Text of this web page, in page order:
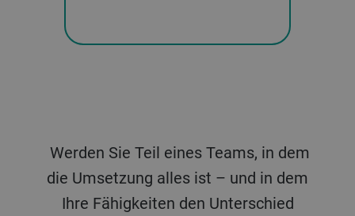
Werden Sie Teil eines Teams, in dem
die Umsetzung alles ist – und in dem
Ihre Fähigkeiten den Unterschied